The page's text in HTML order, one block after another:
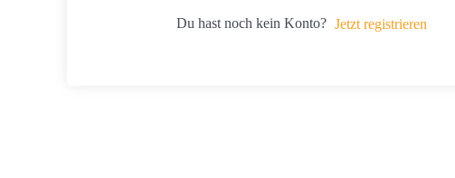
Du hast noch kein Konto? Jetzt registrieren